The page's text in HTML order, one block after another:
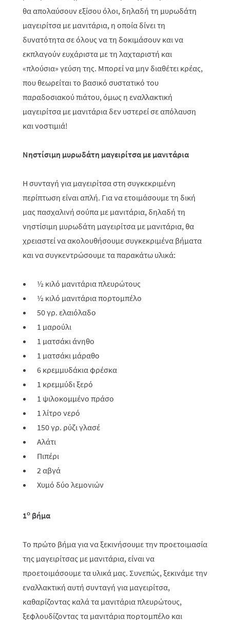
θα απολαύσουν εξίσου όλοι, δηλαδή τη μυρωδάτη
μαγειρίτσα με μανιτάρια, η οποία δίνει τη
δυνατότητα σε όλους να τη δοκιμάσουν και να
εκπλαγούν ευχάριστα με τη λαχταριστή και
«πλούσια» γεύση της. Μπορεί να μην διαθέτει κρέας,
που θεωρείται το βασικό συστατικό του
παραδοσιακού πιάτου, όμως η εναλλακτική
μαγειρίτσα με μανιτάρια δεν υστερεί σε απόλαυση
και νοστιμιά!
Νηστίσιμη μυρωδάτη μαγειρίτσα με μανιτάρια
Η συνταγή για μαγειρίτσα στη συγκεκριμένη
περίπτωση είναι απλή. Για να ετοιμάσουμε τη δική
μας πασχαλινή σούπα με μανιτάρια, δηλαδή τη
νηστίσιμη μυρωδάτη μαγειρίτσα με μανιτάρια, θα
χρειαστεί να ακολουθήσουμε συγκεκριμένα βήματα
και να συγκεντρώσουμε τα παρακάτω υλικά:
½ κιλό μανιτάρια πλευρώτους
½ κιλό μανιτάρια πορτομπέλο
50 γρ. ελαιόλαδο
1 μαρούλι
1 ματσάκι άνηθο
1 ματσάκι μάραθο
6 κρεμμυδάκια φρέσκα
1 κρεμμύδι ξερό
1 ψιλοκομμένο πράσο
1 λίτρο νερό
150 γρ. ρύζι γλασέ
Αλάτι
Πιπέρι
2 αβγά
Χυμό δύο λεμονιών
1ο βήμα
Το πρώτο βήμα για να ξεκινήσουμε την προετοιμασία
της μαγειρίτσας με μανιτάρια, είναι να
προετοιμάσουμε τα υλικά μας. Συνεπώς, ξεκινάμε την
εναλλακτική αυτή συνταγή για μαγειρίτσα,
καθαρίζοντας καλά τα μανιτάρια πλευρώτους,
ξεφλουδίζοντας τα μανιτάρια πορτομπέλο και